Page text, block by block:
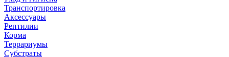
Транспортировка
Аксессуары
Рептилии
Корма
Террариумы
Субстраты